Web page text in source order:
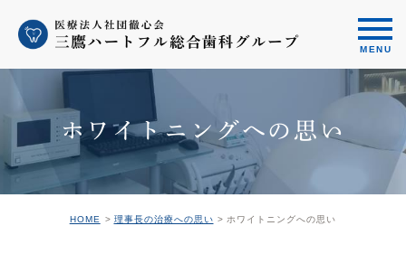
ホワイトニングへの思い
HOME 理事長の治療への思い ホワイトニングへの思い